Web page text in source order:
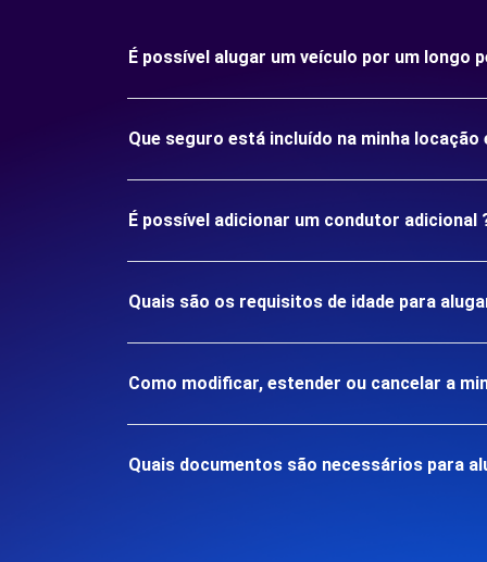
É possível alugar um veículo por um longo
Que seguro está incluído na minha locação
É possível adicionar um condutor adicional
Quais são os requisitos de idade para
Como modificar, estender ou cancelar a
Quais documentos são necessários para